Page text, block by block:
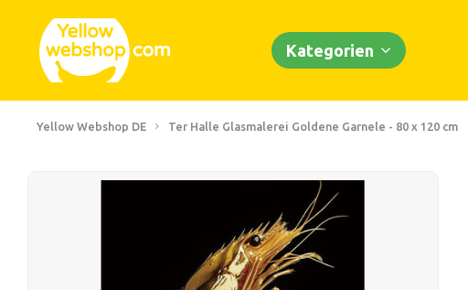
Kategorien
Yellow Webshop DE Ter Halle Glasmalerei Goldene Garnele - 80 x 120 cm